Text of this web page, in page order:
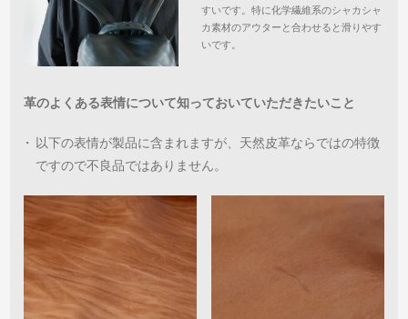
すいです。特に化学繊維系のシャカシャ
カ素材のアウターと合わせると滑りやす
いです。
革のよくある表情について知っておいていただきたいこと
・
以下の表情が製品に含まれますが、天然皮革ならではの特徴
ですので不良品ではありません。